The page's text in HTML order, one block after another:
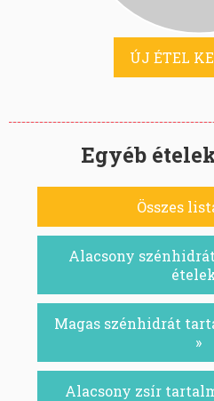
ÚJ ÉTEL
Egyéb
Összes
Alacsony
Magas szénhidrát
»
Alacsony zsír